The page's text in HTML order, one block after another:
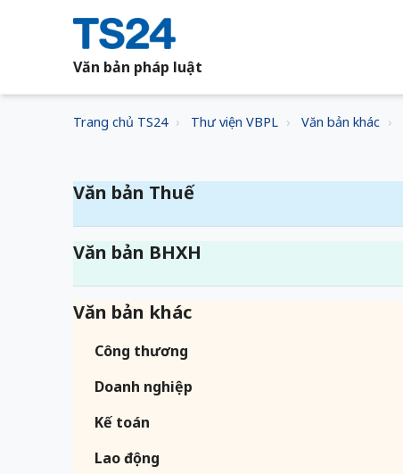
Văn bản pháp luật
Trang chủ TS24 Thư viện VBPL Văn bản khác
Văn bản Thuế
Văn bản BHXH
Văn bản khác
Công thương
Doanh nghiệp
Kế toán
Lao động